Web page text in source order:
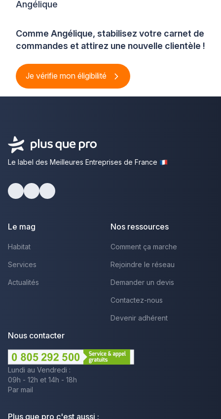
Comme Angélique, stabilisez votre carnet de
commandes et attirez une nouvelle clientèle !
Je vérifie mon éligibilité
Angélique
Le label des Meilleures Entreprises de France
Le mag
Habitat
Services
Actualités
Nos ressources
Comment ça marche
Rejoindre le réseau
Demander un devis
Contactez-nous
Devenir adhérent
Nous contacter
Lundi au Vendredi :
09h - 12h et 14h - 18h
Par mail
Plus que pro c'est aussi :